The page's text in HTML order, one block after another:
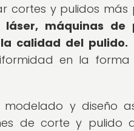
cortes y pulidos más
máquinas
calidad del pulido.
en la
y diseño
de corte y pulido